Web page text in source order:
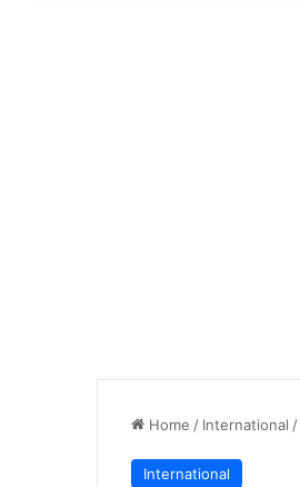
Home / International /
International